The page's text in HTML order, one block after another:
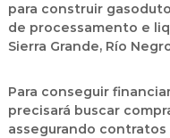
para construir
de processamento e
Sierra Grande, Río
Para conseguir
precisará buscar
assegurando